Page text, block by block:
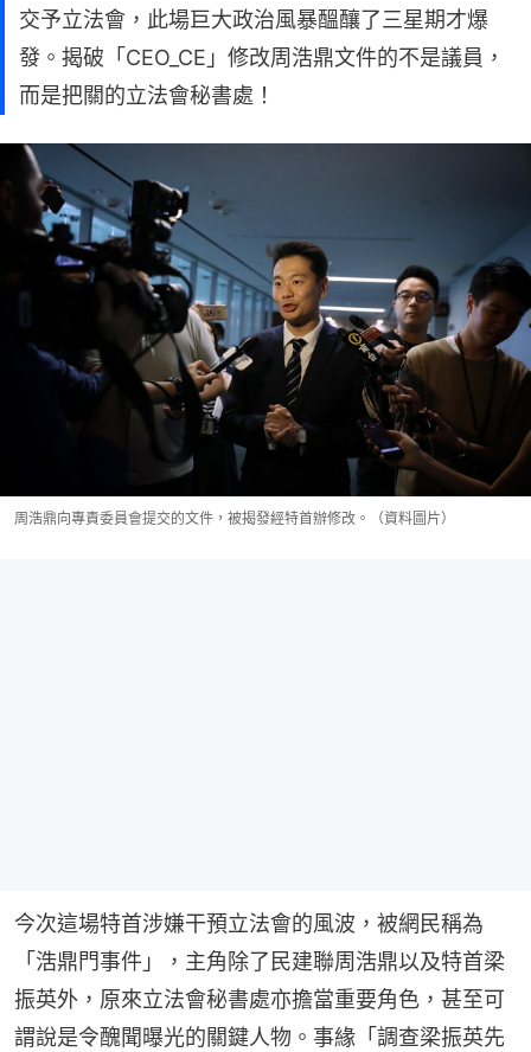
交予立法會，此場巨大政治風暴醞釀了三星期才爆
發。揭破「CEO_CE」修改周浩鼎文件的不是議員，
而是把關的立法會秘書處！
周浩鼎向專責委員會提交的文件，被揭發經特首辦修改。（資料圖片）
今次這場特首涉嫌干預立法會的風波，被網民稱為
「浩鼎門事件」，主角除了民建聯周浩鼎以及特首梁
振英外，原來立法會秘書處亦擔當重要角色，甚至可
謂說是令醜聞曝光的關鍵人物。事緣「調查梁振英先